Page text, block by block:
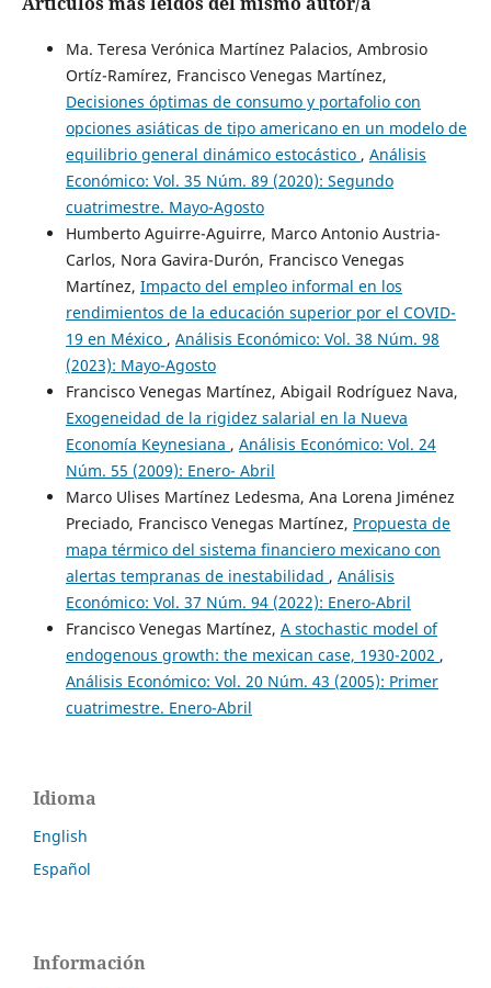
Ma. Teresa Verónica Martínez Palacios, Ambrosio
Ortíz-Ramírez, Francisco Venegas Martínez,
Decisiones óptimas de consumo y portafolio con
opciones asiáticas de tipo americano en un modelo de
equilibrio general dinámico estocástico , Análisis
Económico: Vol. 35 Núm. 89 (2020): Segundo
cuatrimestre. Mayo-Agosto
Humberto Aguirre-Aguirre, Marco Antonio Austria-
Carlos, Nora Gavira-Durón, Francisco Venegas
Martínez, Impacto del empleo informal en los
rendimientos de la educación superior por el COVID-
19 en México , Análisis Económico: Vol. 38 Núm. 98
(2023): Mayo-Agosto
Francisco Venegas Martínez, Abigail Rodríguez Nava,
Exogeneidad de la rigidez salarial en la Nueva
Economía Keynesiana , Análisis Económico: Vol. 24
Núm. 55 (2009): Enero- Abril
Marco Ulises Martínez Ledesma, Ana Lorena Jiménez
Preciado, Francisco Venegas Martínez, Propuesta de
mapa térmico del sistema financiero mexicano con
alertas tempranas de inestabilidad , Análisis
Económico: Vol. 37 Núm. 94 (2022): Enero-Abril
Francisco Venegas Martínez, A stochastic model of
endogenous growth: the mexican case, 1930-2002 ,
Análisis Económico: Vol. 20 Núm. 43 (2005): Primer
cuatrimestre. Enero-Abril
Idioma
English
Español
Información